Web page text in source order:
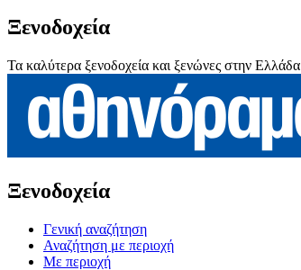
Ξενοδοχεία
Τα καλύτερα ξενοδοχεία και ξενώνες στην Ελλάδα
Ξενοδοχεία
Γενική αναζήτηση
Αναζήτηση με περιοχή
Με περιοχή